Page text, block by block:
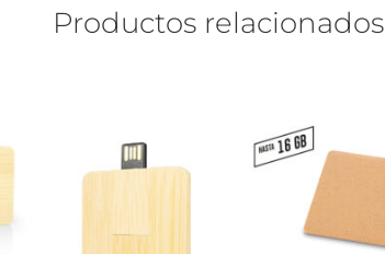
Productos relacionados